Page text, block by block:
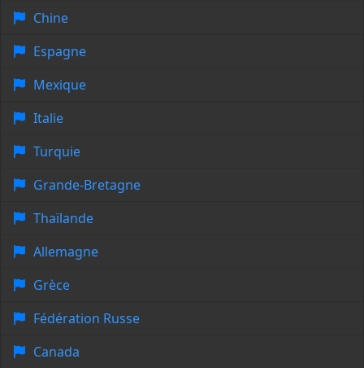
Chine
Espagne
Mexique
Italie
Turquie
Grande-Bretagne
Thaïlande
Allemagne
Grèce
Fédération Russe
Canada